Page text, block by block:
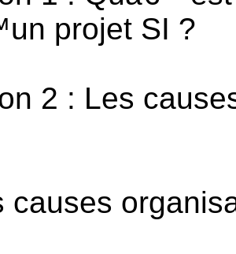
projet SI ?
2 : Les
causes